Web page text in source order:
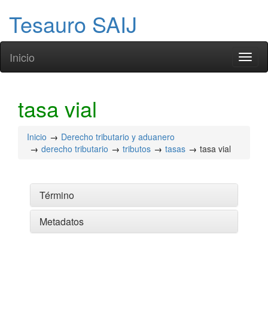
Tesauro SAIJ
Inicio
tasa vial
Inicio
Derecho tributario y aduanero
derecho tributario
tributos tasas tasa vial
Término
Metadatos